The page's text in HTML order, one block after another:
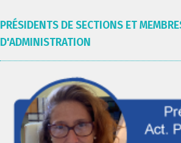
PRÉSIDENTS DE SECTIONS ET
D'ADMINISTRATION